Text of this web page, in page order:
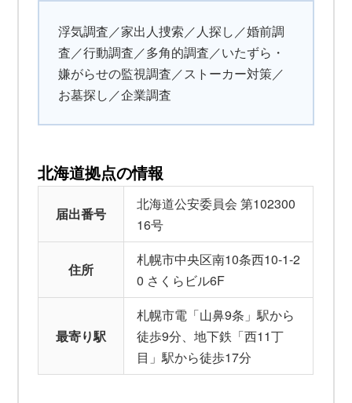
浮気調査／家出人捜索／人探し／婚前調
査／行動調査／多角的調査／いたずら・
嫌がらせの監視調査／ストーカー対策／
お墓探し／企業調査
北海道拠点の情報
届出番号
北海道公安委員会 第102300
16号
住所
札幌市中央区南10条西10-1-2
0 さくらビル6F
最寄り駅
札幌市電「山鼻9条」駅から
徒歩9分、地下鉄「西11丁
目」駅から徒歩17分